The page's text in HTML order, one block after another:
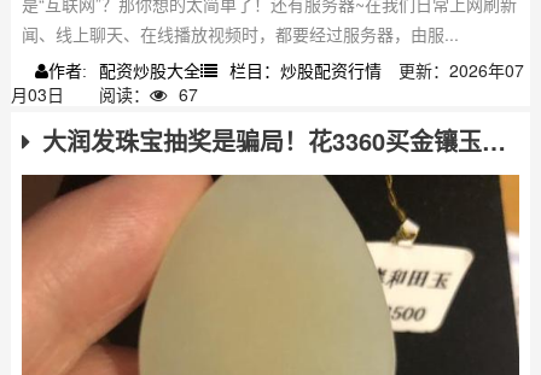
闻、线上聊天、在线播放视频时，都要经过服务器，由服...
作者: 配资炒股大全 栏目：炒股配资行情
更新：2026年07
月03日
阅读： 67
大润发珠宝抽奖是骗局！花3360买金镶玉，千万别再上当